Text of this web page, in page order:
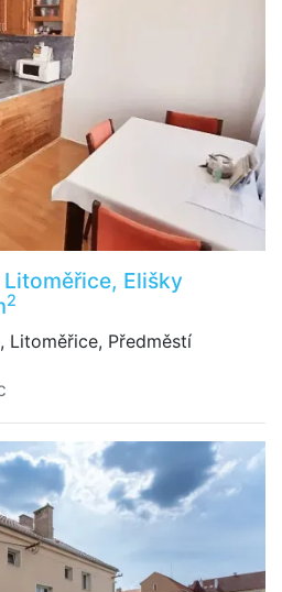
Elišky
2
Litoměřice, Předměstí